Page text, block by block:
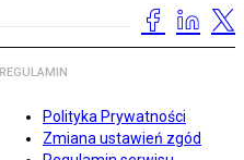
REGULAMIN
Polityka Prywatności
Zmiana ustawień zgód